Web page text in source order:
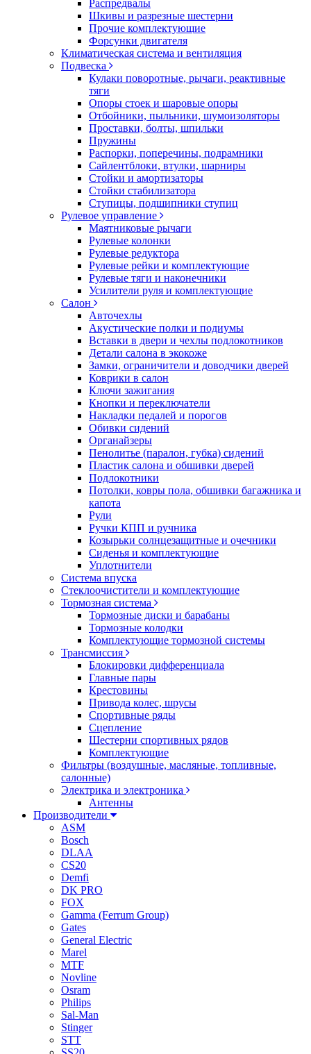
Распредвалы
Шкивы и разрезные шестерни
Прочие комплектующие
Форсунки двигателя
Климатическая система и вентиляция
Подвеска
Кулаки поворотные, рычаги, реактивные
тяги
Опоры стоек и шаровые опоры
Отбойники, пыльники, шумоизоляторы
Проставки, болты, шпильки
Пружины
Распорки, поперечины, подрамники
Сайлентблоки, втулки, шарниры
Стойки и амортизаторы
Стойки стабилизатора
Ступицы, подшипники ступиц
Рулевое управление
Маятниковые рычаги
Рулевые колонки
Рулевые редуктора
Рулевые рейки и комплектующие
Рулевые тяги и наконечники
Усилители руля и комплектующие
Салон
Авточехлы
Акустические полки и подиумы
Вставки в двери и чехлы подлокотников
Детали салона в экокоже
Замки, ограничители и доводчики дверей
Коврики в салон
Ключи зажигания
Кнопки и переключатели
Накладки педалей и порогов
Обивки сидений
Органайзеры
Пенолитье (паралон, губка) сидений
Пластик салона и обшивки дверей
Подлокотники
Потолки, ковры пола, обшивки багажника и
капота
Рули
Ручки КПП и ручника
Козырьки солнцезащитные и очечники
Сиденья и комплектующие
Уплотнители
Система впуска
Стеклоочистители и комплектующие
Тормозная система
Тормозные диски и барабаны
Тормозные колодки
Комплектующие тормозной системы
Трансмиссия
Блокировки дифференциала
Главные пары
Крестовины
Привода колес, шрусы
Спортивные ряды
Сцепление
Шестерни спортивных рядов
Комплектующие
Фильтры (воздушные, масляные, топливные,
салонные)
Электрика и электроника
Антенны
Производители
ASM
Bosch
DLAA
CS20
Demfi
DK PRO
FOX
Gamma (Ferrum Group)
Gates
General Electric
Marel
MTF
Novline
Osram
Philips
Sal-Man
Stinger
STT